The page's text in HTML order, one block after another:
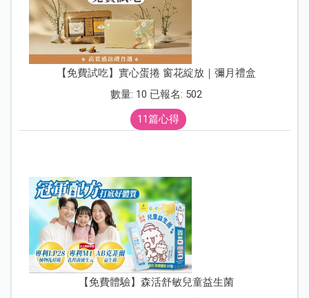
【免費試吃】實心蛋捲 窗花綻放｜彌月禮盒
數量: 10 已報名: 502
11篇心得
【免費體驗】森活舒敏兒童益生菌